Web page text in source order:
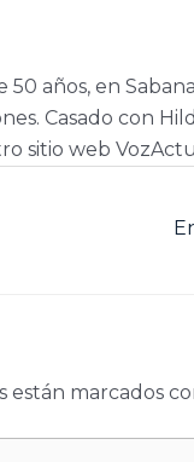
años, en
Casado con
sitio web
están marcados